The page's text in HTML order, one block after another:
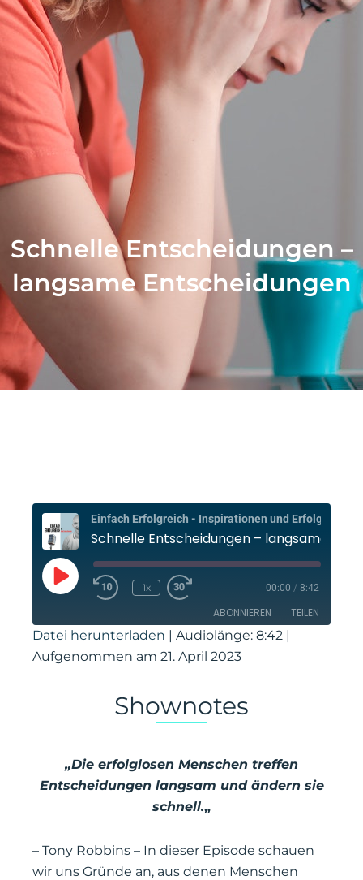
Schnelle Entscheidungen –
langsame Entscheidungen
Play
Episode
1x 00:00 / 8:42
ABONNIEREN TEILEN
Amazon Apple Podcasts
Stitcher
TEILEN
Datei herunterladen | Audiolänge: 8:42 |
Aufgenommen am 21. April 2023
Shownotes
„Die erfolglosen Menschen treffen
Entscheidungen langsam und ändern sie
schnell.„
– Tony Robbins – In dieser Episode schauen
wir uns Gründe an, aus denen Menschen